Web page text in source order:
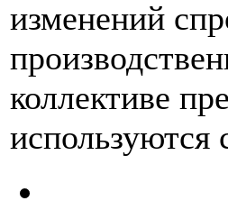
изменений
коллективе
используются